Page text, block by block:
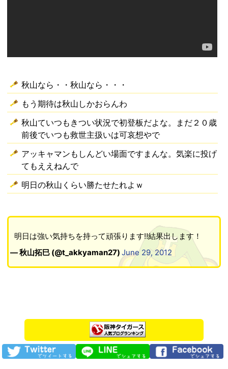
秋山なら・・秋山なら・・・
もう期待は秋山しかおらんわ
秋山ていつもきつい状況で初登板だよな。まだ２０歳
前後でいつも救世主扱いは可哀想やで
アッキャマンもしんどい場面ですまんな。気楽に投げ
てもええねんで
明日の秋山くらい勝たせたれよｗ
明日は強い気持ちを持って頑張ります‼結果出します！
— 秋山拓巳 (@t_akkyaman27)June 29, 2012